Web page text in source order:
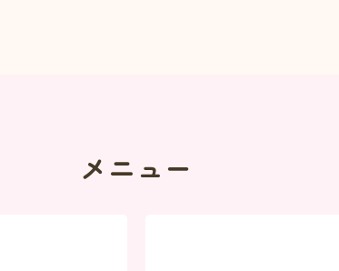
メニュー